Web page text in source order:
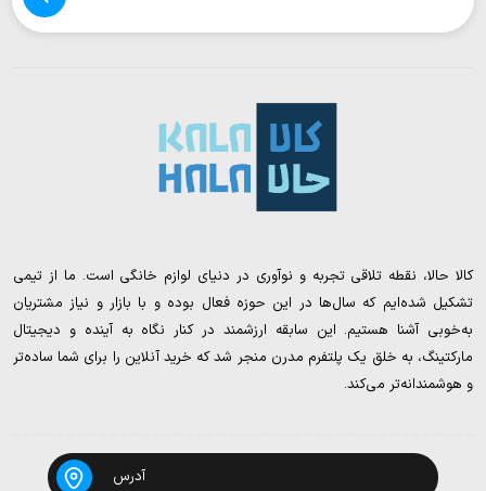
کالا حالا، نقطه تلاقی تجربه و نوآوری در دنیای لوازم خانگی است. ما از تیمی
تشکیل شده‌ایم که سال‌ها در این حوزه فعال بوده و با بازار و نیاز مشتریان
به‌خوبی آشنا هستیم. این سابقه ارزشمند در کنار نگاه به آینده و دیجیتال
مارکتینگ، به خلق یک پلتفرم مدرن منجر شد که خرید آنلاین را برای شما ساده‌تر
و هوشمندانه‌تر می‌کند.
آدرس